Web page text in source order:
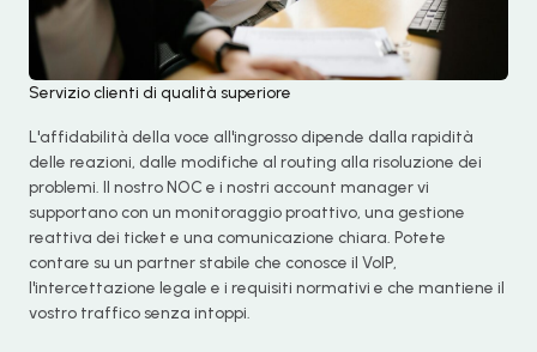
Servizio clienti di qualità superiore
L'affidabilità della voce all'ingrosso dipende dalla rapidità
delle reazioni, dalle modifiche al routing alla risoluzione dei
problemi. Il nostro NOC e i nostri account manager vi
supportano con un monitoraggio proattivo, una gestione
reattiva dei ticket e una comunicazione chiara. Potete
contare su un partner stabile che conosce il VoIP,
l'intercettazione legale e i requisiti normativi e che mantiene il
vostro traffico senza intoppi.
Korean
Chinese